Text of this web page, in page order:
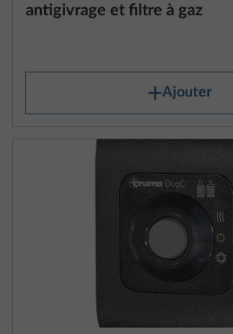
antigivrage et filtre à gaz
Ajouter